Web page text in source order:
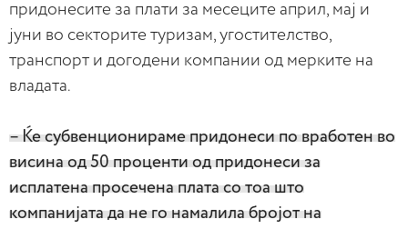
придонесите за плати за месеците април, мај и
јуни во секторите туризам, угостителство,
транспорт и догодени компании од мерките на
владата.
– Ќе субвенционираме придонеси по вработен во
висина од 50 проценти од придонеси за
исплатена просечена плата со тоа што
компанијата да не го намалила бројот на